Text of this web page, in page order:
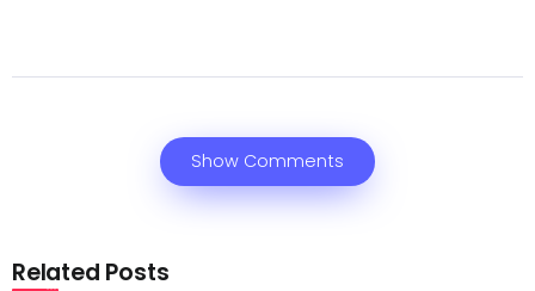
Show Comments
Related Posts